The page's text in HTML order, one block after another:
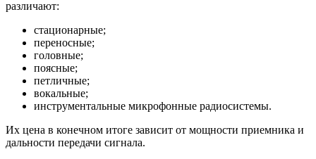
различают:
стационарные;
переносные;
головные;
поясные;
петличные;
вокальные;
инструментальные микрофонные радиосистемы.
Их цена в конечном итоге зависит от мощности приемника и
дальности передачи сигнала.